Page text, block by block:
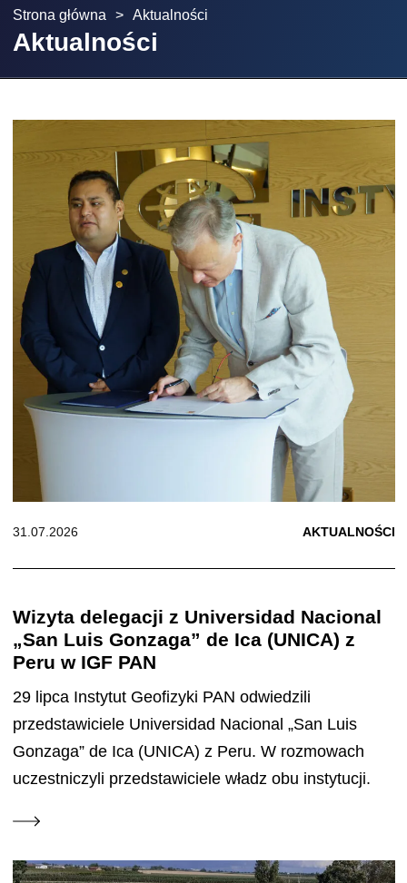
Strona główna > Aktualności
Aktualności
31.07.2026 AKTUALNOŚCI
Wizyta delegacji z Universidad Nacional
„San Luis Gonzaga” de Ica (UNICA) z
Peru w IGF PAN
29 lipca Instytut Geofizyki PAN odwiedzili
przedstawiciele Universidad Nacional „San Luis
Gonzaga” de Ica (UNICA) z Peru. W rozmowach
uczestniczyli przedstawiciele władz obu instytucji.